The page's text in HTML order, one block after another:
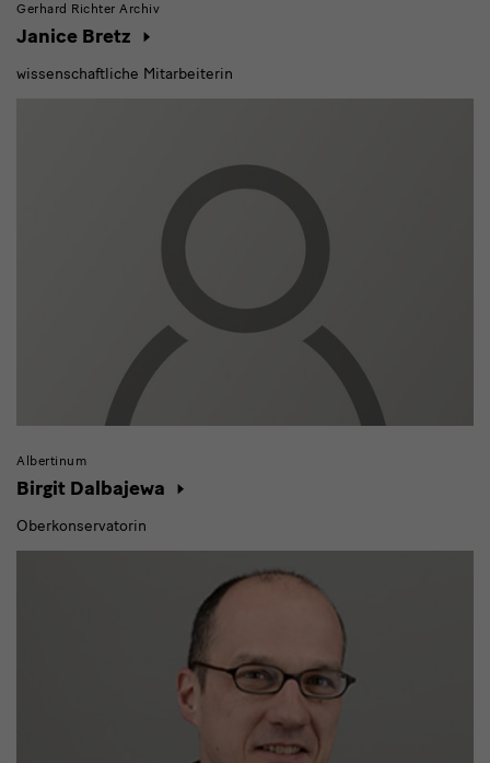
Gerhard Richter Archiv
Janice Bretz
wissenschaftliche Mitarbeiterin
Albertinum
Birgit Dalbajewa
Oberkonservatorin